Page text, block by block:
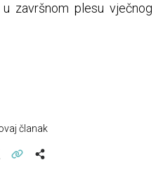
završnom plesu vječnog
članak